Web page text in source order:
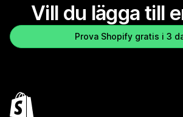
Vill du lägga till
Prova Shopify gratis i 3